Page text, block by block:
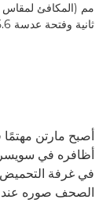
ثانية وفتحة عدسة f/5.6 ومعدل حساسية ISO640. © مارتن بيسيغ
أصبح مارتن مهتمًا
أظافره في
في غرفة